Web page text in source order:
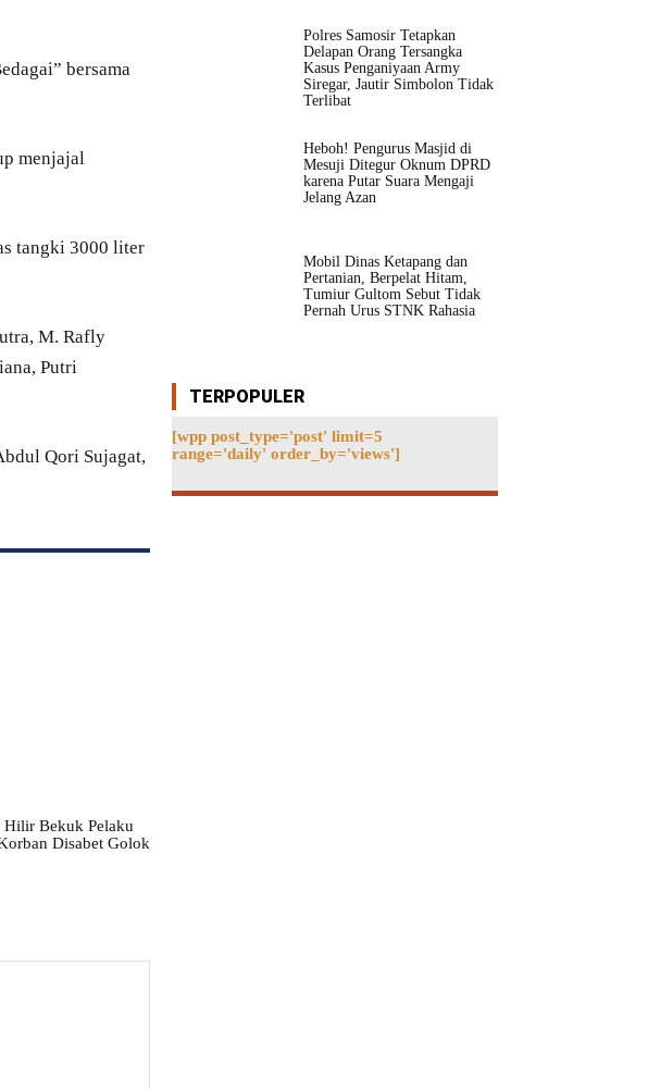
bersama
menjajal
tangki 3000 liter
M. Rafly
Putri
Qori Sujagat,
Hilir Bekuk Pelaku
Disabet Golok
Polres Samosir Tetapkan
Delapan Orang Tersangka
Kasus Penganiyaan Army
Siregar, Jautir Simbolon Tidak
Terlibat
Heboh! Pengurus Masjid di
Mesuji Ditegur Oknum DPRD
karena Putar Suara Mengaji
Jelang Azan
Mobil Dinas Ketapang dan
Pertanian, Berpelat Hitam,
Tumiur Gultom Sebut Tidak
Pernah Urus STNK Rahasia
TERPOPULER
[wpp post_type='post' limit=5
range='daily' order_by='views']